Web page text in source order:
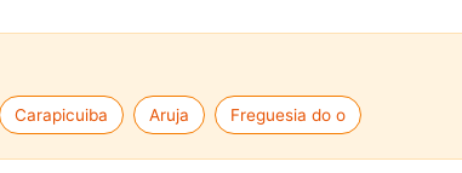
Carapicuiba Aruja Freguesia do o